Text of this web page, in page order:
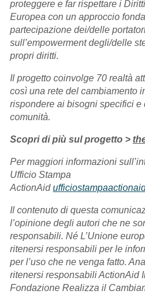
proteggere e far rispettare i
Europea con un approccio
partecipazione dei/delle
sull’empowerment degli/delle
propri diritti.
Il progetto coinvolge 70 realtà
così una rete del cambiamento
rispondere ai bisogni specifici e
comunità.
Scopri di più sul progetto >
Per maggiori informazioni
Ufficio Stampa
ActionAid
Il contenuto di questa
l’opinione degli autori che ne
responsabili. Né L’Unione
ritenersi responsabili per le
per l’uso che ne venga fatto.
ritenersi responsabili ActionAid
Fondazione Realizza il